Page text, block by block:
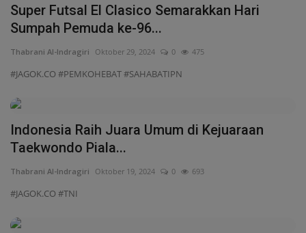
Super Futsal El Clasico Semarakkan Hari
Sumpah Pemuda ke-96...
Thabrani Al-Indragiri Oktober 29, 2024 0 475
#JAGOK.CO #PEMKOHEBAT #SAHABATIPN
Indonesia Raih Juara Umum di Kejuaraan
Taekwondo Piala...
Thabrani Al-Indragiri Oktober 19, 2024 0 693
#JAGOK.CO #TNI